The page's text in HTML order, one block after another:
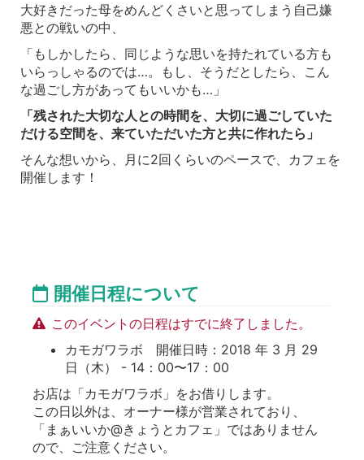
大好きだった母をめんどくさいと思ってしまう自己嫌
悪との戦いの中、
「もしかしたら、同じような思いを持たれている方も
いらっしゃるのでは…。もし、そうだとしたら、こん
な過ごし方があってもいいかも…」
「残された大切な人との時間を、大切に過ごしていた
だける空間を、来ていただいた方と共に作れたら」
そんな想いから、月に2回くらいのペースで、カフェを
開催します！
開催日程について
このイベントの日程はすでに終了しました。
カモガワラボ 開催日時：2018 年 3 月 29
日（木） - 14：00〜17：00
お店は「カモガワラボ」をお借りします。
この日以外は、オーナー様が営業されており、
「まぁいいか@きょうとカフェ」ではありません
ので、ご注意ください。